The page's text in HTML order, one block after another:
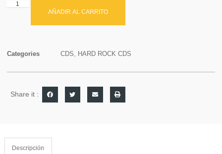
AÑADIR AL CARRITO
Categories CDS, HARD ROCK CDS
Share it :
Descripción